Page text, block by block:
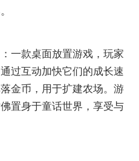
款桌面放置游戏，玩家
过互动加快它们的成长速
金币，用于扩建农场。游
置身于童话世界，享受与